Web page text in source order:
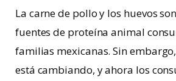
La carne de pollo y los huevos
fuentes de proteína animal
familias mexicanas. Sin
está cambiando, y ahora los